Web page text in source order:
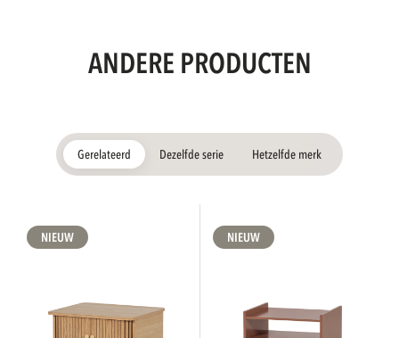
ANDERE PRODUCTEN
Gerelateerd Dezelfde serie Hetzelfde merk
NIEUW NIEUW